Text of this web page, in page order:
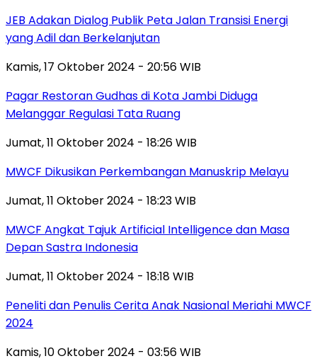
JEB Adakan Dialog Publik Peta Jalan Transisi Energi
yang Adil dan Berkelanjutan
Kamis, 17 Oktober 2024 - 20:56 WIB
Pagar Restoran Gudhas di Kota Jambi Diduga
Melanggar Regulasi Tata Ruang
Jumat, 11 Oktober 2024 - 18:26 WIB
MWCF Dikusikan Perkembangan Manuskrip Melayu
Jumat, 11 Oktober 2024 - 18:23 WIB
MWCF Angkat Tajuk Artificial Intelligence dan Masa
Depan Sastra Indonesia
Jumat, 11 Oktober 2024 - 18:18 WIB
Peneliti dan Penulis Cerita Anak Nasional Meriahi MWCF
2024
Kamis, 10 Oktober 2024 - 03:56 WIB